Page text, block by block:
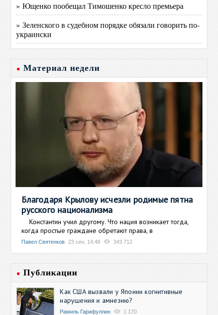
» Ющенко пообещал Тимошенко кресло премьера
» Зеленского в судебном порядке обязали говорить по-
украински
Материал недели
Благодаря Крылову исчезли родимые пятна
русского национализма
Константин учил другому. Что нация возникает тогда,
когда простые граждане обретают права, в
Павел Святенков 23 сен, 14:48 343 712
Публикации
Как США вызвали у Японии когнитивные
нарушения и амнезию?
Рамиль Гарифуллин 1 170